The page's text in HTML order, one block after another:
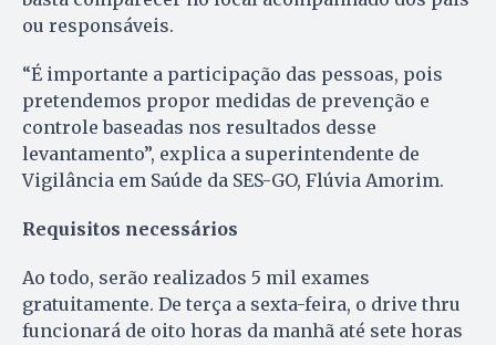
ou responsáveis.
“É importante a participação das pessoas, pois
pretendemos propor medidas de prevenção e
controle baseadas nos resultados desse
levantamento”, explica a superintendente de
Vigilância em Saúde da SES-GO, Flúvia Amorim.
Requisitos necessários
Ao todo, serão realizados 5 mil exames
gratuitamente. De terça a sexta-feira, o drive thru
funcionará de oito horas da manhã até sete horas